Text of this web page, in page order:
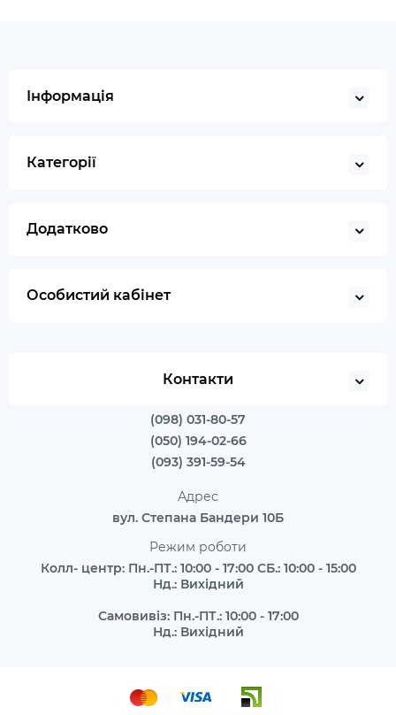
Інформація
Категорії
Додатково
Особистий кабінет
Контакти
(098) 031-80-57
(050) 194-02-66
(093) 391-59-54
Адрес
вул. Степана Бандери 10Б
Режим роботи
Колл- центр: Пн.-ПТ.: 10:00 - 17:00 СБ.: 10:00 - 15:00
Нд.: Вихідний
Самовивіз: Пн.-ПТ.: 10:00 - 17:00
Нд.: Вихідний